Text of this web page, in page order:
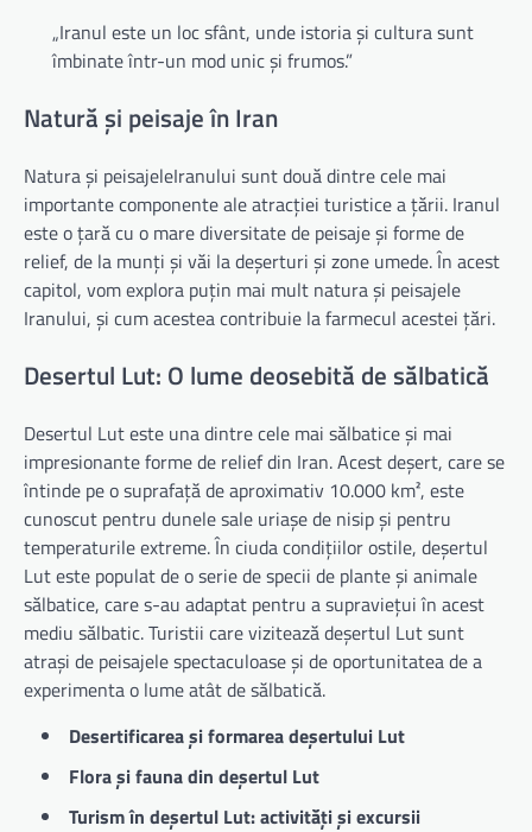
„Iranul este un loc sfânt, unde istoria și cultura sunt
îmbinate într-un mod unic și frumos.”
Natură și peisaje în Iran
Natura și peisajeleIranului sunt două dintre cele mai
importante componente ale atracției turistice a țării. Iranul
este o țară cu o mare diversitate de peisaje și forme de
relief, de la munți și văi la deșerturi și zone umede. În acest
capitol, vom explora puțin mai mult natura și peisajele
Iranului, și cum acestea contribuie la farmecul acestei țări.
Desertul Lut: O lume deosebită de sălbatică
Desertul Lut este una dintre cele mai sălbatice și mai
impresionante forme de relief din Iran. Acest deșert, care se
întinde pe o suprafață de aproximativ 10.000 km², este
cunoscut pentru dunele sale uriașe de nisip și pentru
temperaturile extreme. În ciuda condițiilor ostile, deșertul
Lut este populat de o serie de specii de plante și animale
sălbatice, care s-au adaptat pentru a supraviețui în acest
mediu sălbatic. Turistii care vizitează deșertul Lut sunt
atrași de peisajele spectaculoase și de oportunitatea de a
experimenta o lume atât de sălbatică.
Desertificarea și formarea deșertului Lut
Flora și fauna din deșertul Lut
Turism în deșertul Lut: activități și excursii